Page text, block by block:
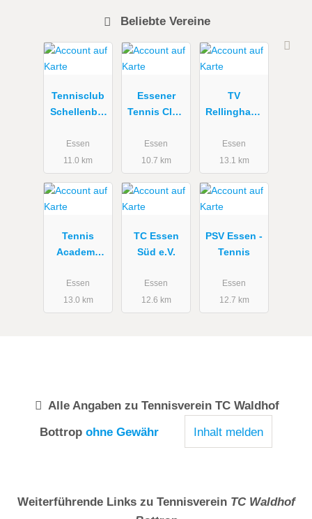
Beliebte Vereine
Tennisclub
Schellenber
Essen
11.0 km
Essener
Tennis Club
V. Essen
Essen
10.7 km
TV
Rellinghaus
Essen
13.1 km
Tennis
Academy
Essen
13.0 km
TC Essen
Süd e.V.
Essen
12.6 km
PSV Essen -
Tennis
Essen
12.7 km
Alle Angaben zuTennisverein TC Waldhof
Bottrop ohne Gewähr Inhalt melden
Weiterführende Links zu Tennisverein TC Waldhof